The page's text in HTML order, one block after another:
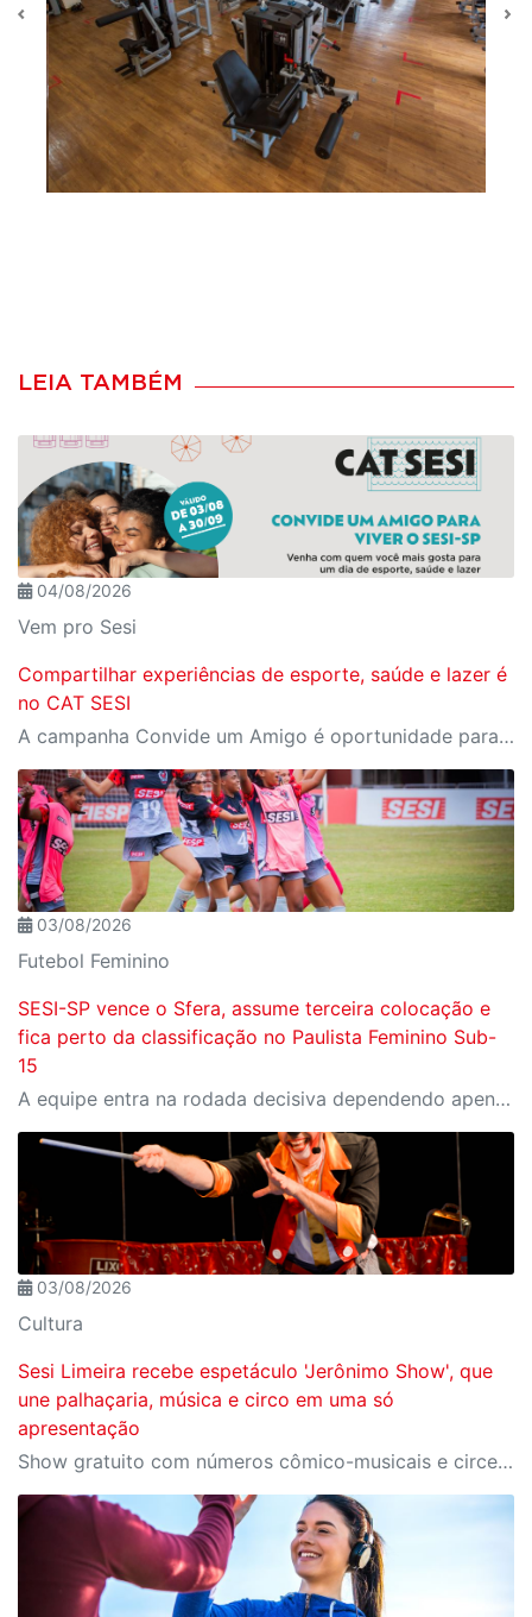
Previous
LEIA TAMBÉM
04/08/2026
Vem pro Sesi
Compartilhar experiências de esporte, saúde e lazer é
no CAT SESI
A campanha Convide um Amigo é oportunidade para reunir amigos para aproveitar juntos toda estrutura da unidade SESI-SP mais próxima. Os benefícios para clientes e convidados estão no regulamento
03/08/2026
Futebol Feminino
SESI-SP vence o Sfera, assume terceira colocação e
fica perto da classificação no Paulista Feminino Sub-
15
A equipe entra na rodada decisiva dependendo apenas de seus próprios resultados para avançar ao mata-mata
03/08/2026
Cultura
Sesi Limeira recebe espetáculo 'Jerônimo Show', que
une palhaçaria, música e circo em uma só
apresentação
Show gratuito com números cômico-musicais e circenses acontece no dia 15/08, sábado, às 16h, no CAT Sesi Limeira